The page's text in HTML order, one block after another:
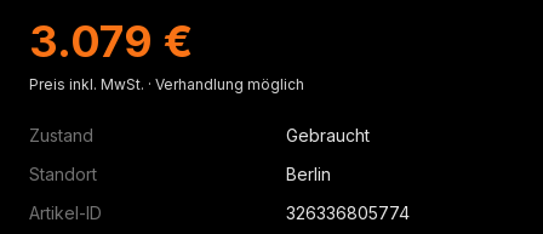
3.079 €
Preis inkl. MwSt. · Verhandlung möglich
Zustand
Gebraucht
Standort
Berlin
Artikel-ID
326336805774